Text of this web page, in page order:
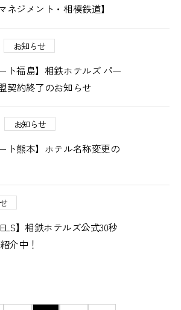
ネジメント・相模鉄道】
お知らせ
ト福島】相鉄ホテルズ パー
契約終了のお知らせ
お知らせ
ト熊本】ホテル名称変更の
】相鉄ホテルズ公式30秒
介中！